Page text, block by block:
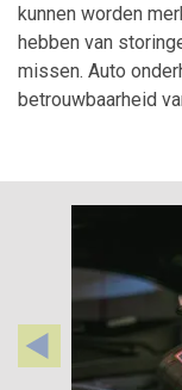
kunnen worden
hebben van
missen. Auto
betrouwbaarheid